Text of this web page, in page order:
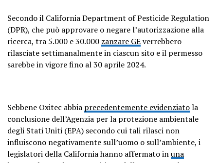
Secondo il California Department of Pesticide Regulation
(DPR), che può approvare o negare l’autorizzazione alla
ricerca, tra 5.000 e 30.000 zanzare GEverrebbero
rilasciate settimanalmente in ciascun sito e il permesso
sarebbe in vigore fino al 30 aprile 2024.
Sebbene Oxitec abbia precedentemente evidenziatola
conclusione dell’Agenzia per la protezione ambientale
degli Stati Uniti (EPA) secondo cui tali rilasci non
influiscono negativamente sull’uomo o sull’ambiente, i
legislatori della California hanno affermato inuna